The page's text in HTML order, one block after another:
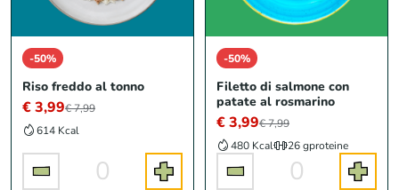
-50%
Riso freddo al tonno
€ 3,99€ 7,99
614 Kcal
0
-50%
Filetto di salmone con
patate al rosmarino
€ 3,99€ 7,99
480 Kcal
26 gproteine
0